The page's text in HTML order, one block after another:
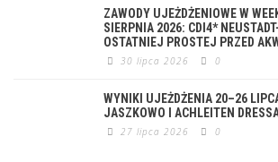
ZAWODY UJEŻDŻENIOWE W
SIERPNIA 2026: CDI4*
OSTATNIEJ PROSTEJ PRZED
30 lipca 2026 0
WYNIKI UJEŻDŻENIA 20–26
JASZKOWO I ACHLEITEN
27 lipca 2026 0